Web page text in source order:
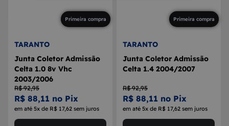
Primeira compra
TARANTO
Junta Coletor Admissão
Celta 1.0 8v Vhc
2003/2006
R$ 92,95
R$ 88,11 no Pix
em até 5x de R$ 17,62 sem juros
Primeira compra
TARANTO
Junta Coletor Admissão
Celta 1.4 2004/2007
R$ 92,95
R$ 88,11 no Pix
em até 5x de R$ 17,62 sem juros